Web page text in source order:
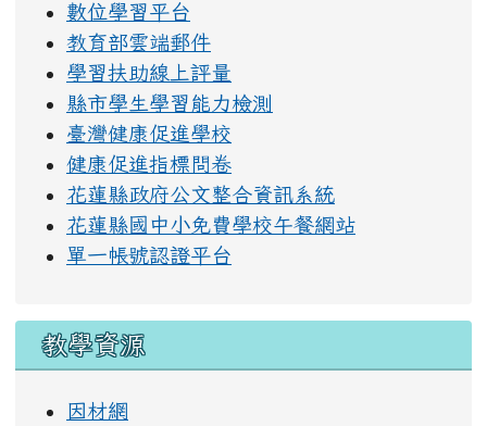
數位學習平台
教育部雲端郵件
學習扶助線上評量
縣市學生學習能力檢測
臺灣健康促進學校
健康促進指標問卷
花蓮縣政府公文整合資訊系統
花蓮縣國中小免費學校午餐網站
單一帳號認證平台
教學資源
因材網